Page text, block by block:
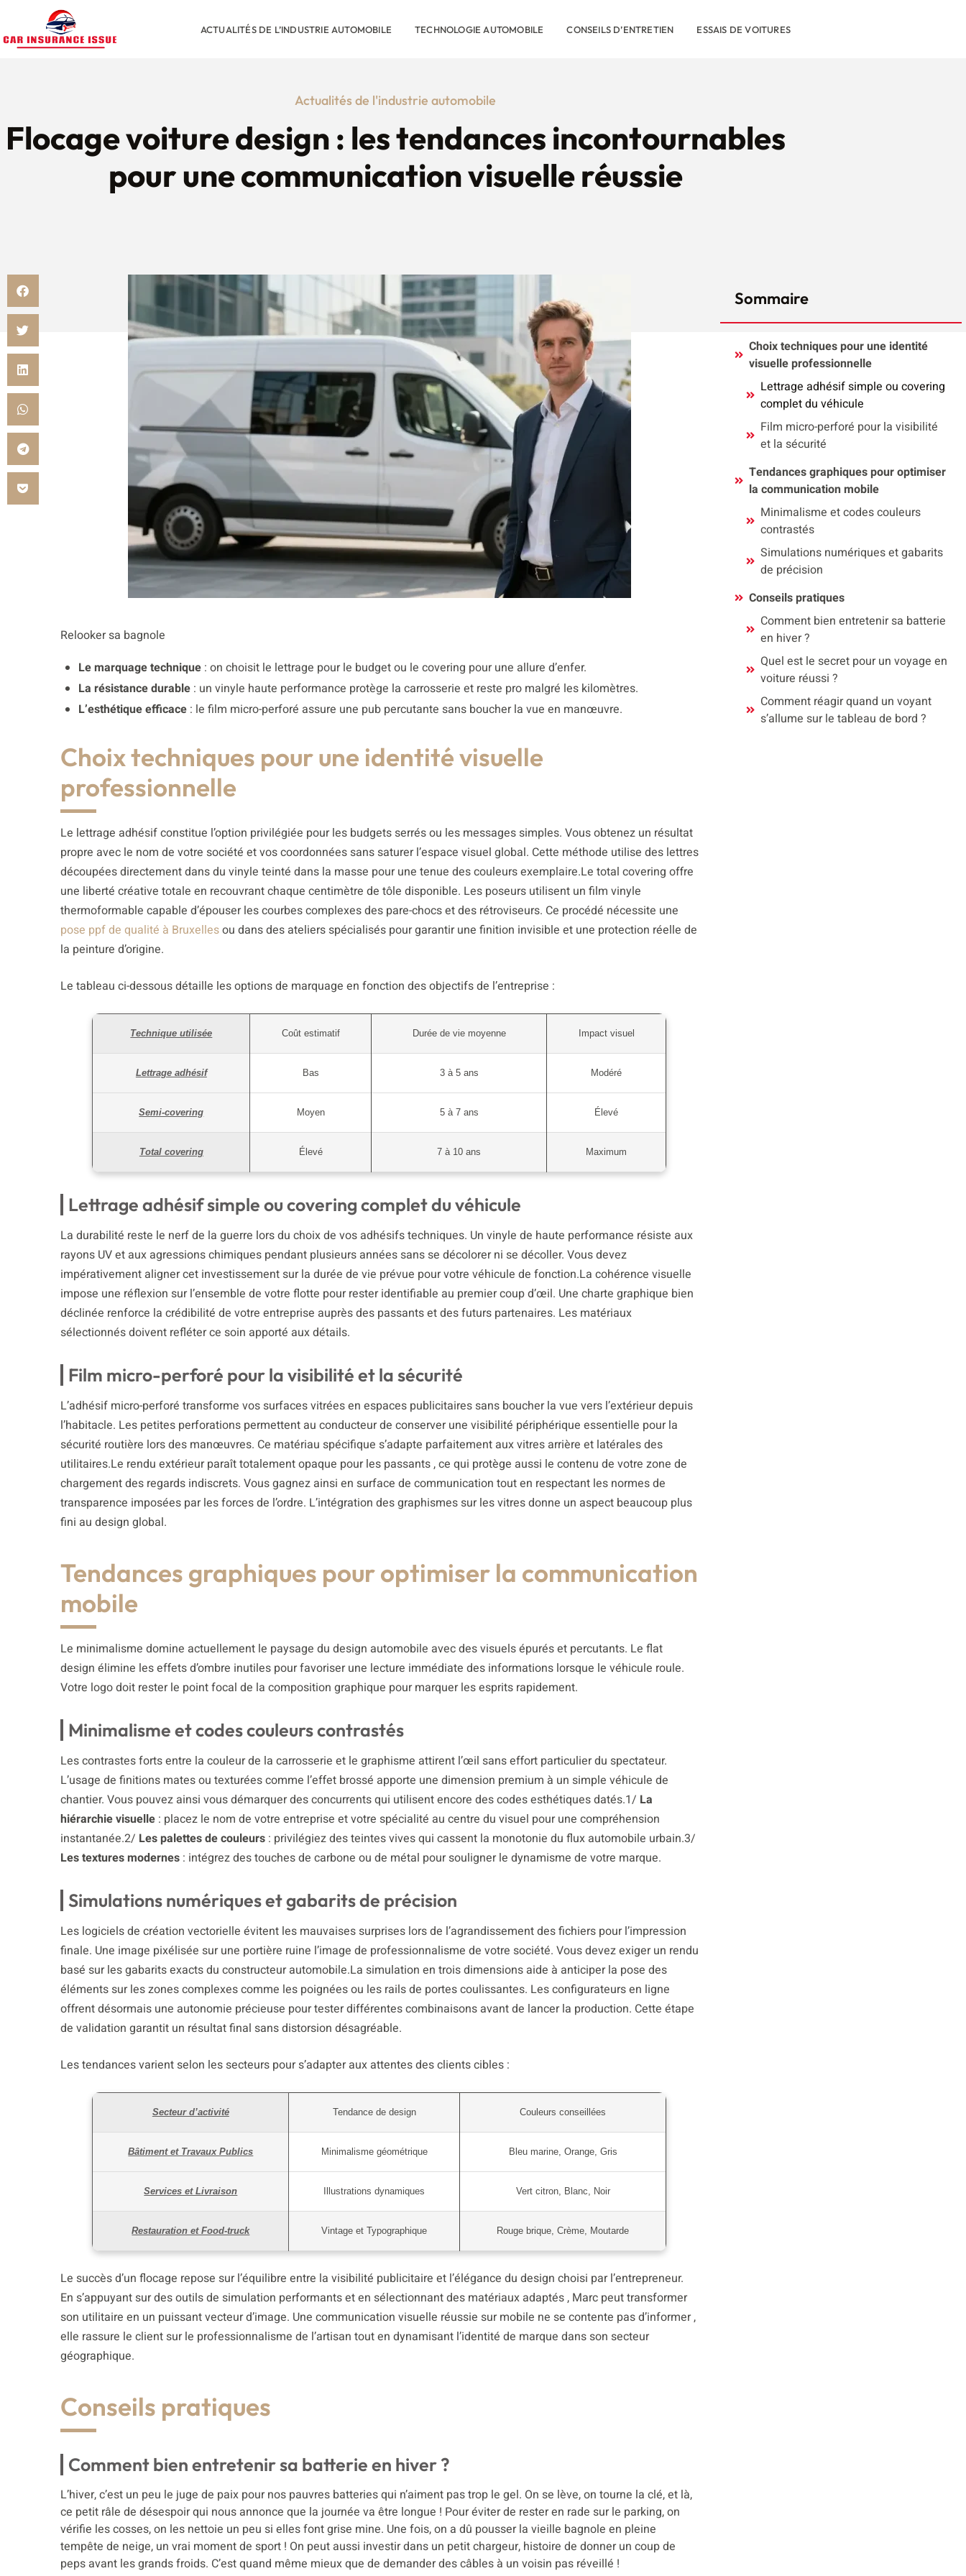
ACTUALITÉS DE L’INDUSTRIE AUTOMOBILE TECHNOLOGIE AUTOMOBILE CONSEILS D’ENTRETIEN ESSAIS DE VOITURES
Actualités de l'industrie automobile
Flocage voiture design : les tendances incontournables
pour une communication visuelle réussie
Relooker sa bagnole
Le marquage technique: on choisit le lettrage pour le budget ou le covering pour une allure d’enfer.
La résistance durable: un vinyle haute performance protège la carrosserie et reste pro malgré les kilomètres.
L’esthétique efficace: le film micro-perforé assure une pub percutante sans boucher la vue en manœuvre.
Choix techniques pour une identité visuelle
professionnelle
Le lettrage adhésif constitue l’option privilégiée pour les budgets serrés ou les messages simples. Vous obtenez un résultat
propre avec le nom de votre société et vos coordonnées sans saturer l’espace visuel global. Cette méthode utilise des lettres
découpées directement dans du vinyle teinté dans la masse pour une tenue des couleurs exemplaire.Le total covering offre
une liberté créative totale en recouvrant chaque centimètre de tôle disponible. Les poseurs utilisent un film vinyle
thermoformable capable d’épouser les courbes complexes des pare-chocs et des rétroviseurs. Ce procédé nécessite une
pose ppf de qualité à Bruxellesou dans des ateliers spécialisés pour garantir une finition invisible et une protection réelle de
la peinture d’origine.
Le tableau ci-dessous détaille les options de marquage en fonction des objectifs de l’entreprise :
Technique utilisée Coût estimatif Durée de vie moyenne Impact visuel
Lettrage adhésif Bas 3 à 5 ans Modéré
Semi-covering Moyen 5 à 7 ans Élevé
Total covering Élevé 7 à 10 ans Maximum
Lettrage adhésif simple ou covering complet du véhicule
La durabilité reste le nerf de la guerre lors du choix de vos adhésifs techniques. Un vinyle de haute performance résiste aux
rayons UV et aux agressions chimiques pendant plusieurs années sans se décolorer ni se décoller. Vous devez
impérativement aligner cet investissement sur la durée de vie prévue pour votre véhicule de fonction.La cohérence visuelle
impose une réflexion sur l’ensemble de votre flotte pour rester identifiable au premier coup d’œil. Une charte graphique bien
déclinée renforce la crédibilité de votre entreprise auprès des passants et des futurs partenaires. Les matériaux
sélectionnés doivent refléter ce soin apporté aux détails.
Film micro-perforé pour la visibilité et la sécurité
L’adhésif micro-perforé transforme vos surfaces vitrées en espaces publicitaires sans boucher la vue vers l’extérieur depuis
l’habitacle. Les petites perforations permettent au conducteur de conserver une visibilité périphérique essentielle pour la
sécurité routière lors des manœuvres. Ce matériau spécifique s’adapte parfaitement aux vitres arrière et latérales des
utilitaires.Le rendu extérieur paraît totalement opaque pour les passants , ce qui protège aussi le contenu de votre zone de
chargement des regards indiscrets. Vous gagnez ainsi en surface de communication tout en respectant les normes de
transparence imposées par les forces de l’ordre. L’intégration des graphismes sur les vitres donne un aspect beaucoup plus
fini au design global.
Tendances graphiques pour optimiser la communication
mobile
Le minimalisme domine actuellement le paysage du design automobile avec des visuels épurés et percutants. Le flat
design élimine les effets d’ombre inutiles pour favoriser une lecture immédiate des informations lorsque le véhicule roule.
Votre logo doit rester le point focal de la composition graphique pour marquer les esprits rapidement.
Minimalisme et codes couleurs contrastés
Les contrastes forts entre la couleur de la carrosserie et le graphisme attirent l’œil sans effort particulier du spectateur.
L’usage de finitions mates ou texturées comme l’effet brossé apporte une dimension premium à un simple véhicule de
chantier. Vous pouvez ainsi vous démarquer des concurrents qui utilisent encore des codes esthétiques datés.1/ La
hiérarchie visuelle: placez le nom de votre entreprise et votre spécialité au centre du visuel pour une compréhension
instantanée.2/ Les palettes de couleurs: privilégiez des teintes vives qui cassent la monotonie du flux automobile urbain.3/
Les textures modernes: intégrez des touches de carbone ou de métal pour souligner le dynamisme de votre marque.
Simulations numériques et gabarits de précision
Les logiciels de création vectorielle évitent les mauvaises surprises lors de l’agrandissement des fichiers pour l’impression
finale. Une image pixélisée sur une portière ruine l’image de professionnalisme de votre société. Vous devez exiger un rendu
basé sur les gabarits exacts du constructeur automobile.La simulation en trois dimensions aide à anticiper la pose des
éléments sur les zones complexes comme les poignées ou les rails de portes coulissantes. Les configurateurs en ligne
offrent désormais une autonomie précieuse pour tester différentes combinaisons avant de lancer la production. Cette étape
de validation garantit un résultat final sans distorsion désagréable.
Les tendances varient selon les secteurs pour s’adapter aux attentes des clients cibles :
Secteur d’activité Tendance de design Couleurs conseillées
Bâtiment et Travaux Publics Minimalisme géométrique Bleu marine, Orange, Gris
Services et Livraison Illustrations dynamiques Vert citron, Blanc, Noir
Restauration et Food-truck Vintage et Typographique Rouge brique, Crème, Moutarde
Le succès d’un flocage repose sur l’équilibre entre la visibilité publicitaire et l’élégance du design choisi par l’entrepreneur.
En s’appuyant sur des outils de simulation performants et en sélectionnant des matériaux adaptés , Marc peut transformer
son utilitaire en un puissant vecteur d’image. Une communication visuelle réussie sur mobile ne se contente pas d’informer ,
elle rassure le client sur le professionnalisme de l’artisan tout en dynamisant l’identité de marque dans son secteur
géographique.
Conseils pratiques
Comment bien entretenir sa batterie en hiver ?
L’hiver, c’est un peu le juge de paix pour nos pauvres batteries qui n’aiment pas trop le gel. On se lève, on tourne la clé, et là,
ce petit râle de désespoir qui nous annonce que la journée va être longue ! Pour éviter de rester en rade sur le parking, on
vérifie les cosses, on les nettoie un peu si elles font grise mine. Une fois, on a dû pousser la vieille bagnole en pleine
tempête de neige, un vrai moment de sport ! On peut aussi investir dans un petit chargeur, histoire de donner un coup de
peps avant les grands froids. C’est quand même mieux que de demander des câbles à un voisin pas réveillé !
Sommaire
Choix techniques pour une identité
visuelle professionnelle
Lettrage adhésif simple ou covering
complet du véhicule
Film micro-perforé pour la visibilité
et la sécurité
Tendances graphiques pour optimiser
la communication mobile
Minimalisme et codes couleurs
contrastés
Simulations numériques et gabarits
de précision
Conseils pratiques
Comment bien entretenir sa batterie
en hiver ?
Quel est le secret pour un voyage en
voiture réussi ?
Comment réagir quand un voyant
s’allume sur le tableau de bord ?